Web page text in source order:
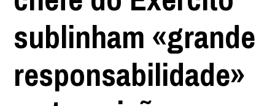
sublinham «grande
responsabilidade»